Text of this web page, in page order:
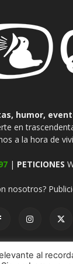
humor,
en
a la hora de
| PETICIONES
nosotros?
al